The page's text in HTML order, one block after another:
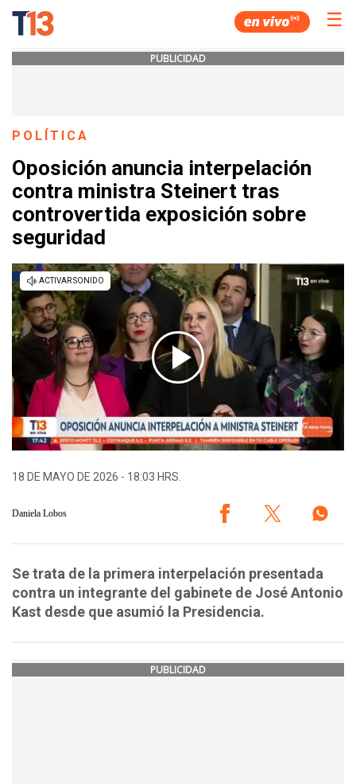
☰
PUBLICIDAD
POLÍTICA
Oposición anuncia interpelación
contra ministra Steinert tras
controvertida exposición sobre
seguridad
18 DE MAYO DE 2026 - 18:03 HRS.
Daniela Lobos
Se trata de la primera interpelación presentada
contra un integrante del gabinete de José Antonio
Kast desde que asumió la Presidencia.
PUBLICIDAD